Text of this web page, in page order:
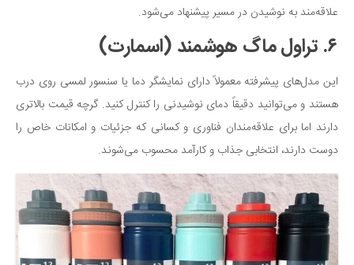
علاقه‌مند به نوشیدن در مسیر پیشنهاد می‌شود.
۶. تراول ماگ هوشمند (اسمارت)
این مدل‌های پیشرفته معمولاً دارای نمایشگر دما یا سنسور لمسی روی درب
هستند و می‌توانید دقیقاً دمای نوشیدنی را کنترل کنید. گرچه قیمت بالاتری
دارند اما برای علاقه‌مندان فناوری و کسانی که جزئیات و امکانات خاص را
دوست دارند، انتخابی جذاب و کارآمد محسوب می‌شوند.